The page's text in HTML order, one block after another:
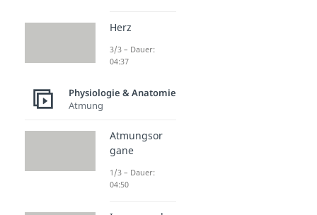
Herz
3/3 – Dauer:
04:37
Physiologie & Anatomie
Atmung
Atmungsor
gane
1/3 – Dauer:
04:50